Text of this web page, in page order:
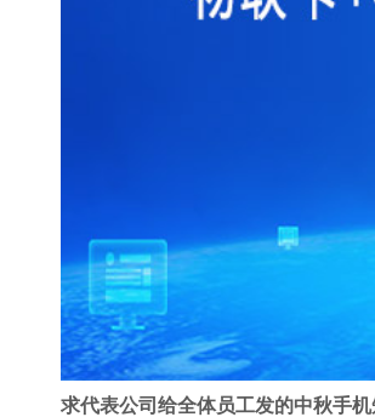
求代表公司给全体员工发的中秋手